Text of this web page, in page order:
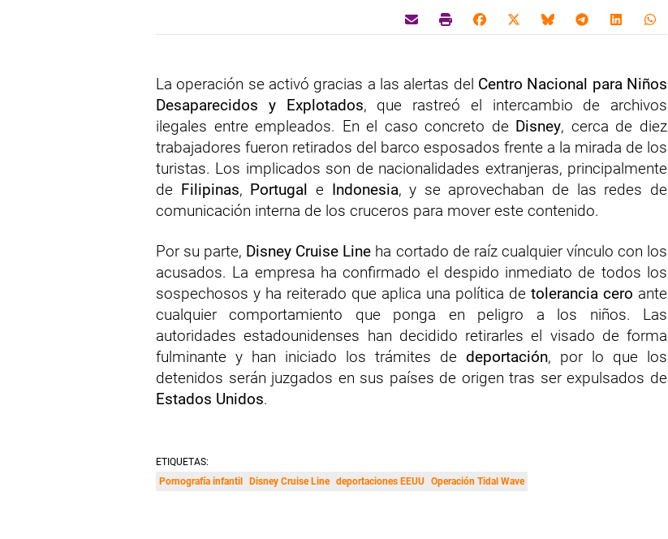
La operación se activó gracias a las alertas del Centro Nacional para Niños
Desaparecidos y Explotados, que rastreó el intercambio de archivos
ilegales entre empleados. En el caso concreto de Disney, cerca de diez
trabajadores fueron retirados del barco esposados frente a la mirada de los
turistas. Los implicados son de nacionalidades extranjeras, principalmente
de Filipinas, Portugal e Indonesia, y se aprovechaban de las redes de
comunicación interna de los cruceros para mover este contenido.
Por su parte, Disney Cruise Line ha cortado de raíz cualquier vínculo con los
acusados. La empresa ha confirmado el despido inmediato de todos los
sospechosos y ha reiterado que aplica una política de tolerancia cero ante
cualquier comportamiento que ponga en peligro a los niños. Las
autoridades estadounidenses han decidido retirarles el visado de forma
fulminante y han iniciado los trámites de deportación, por lo que los
detenidos serán juzgados en sus países de origen tras ser expulsados de
Estados Unidos.
ETIQUETAS:
Pornografía infantil
Disney Cruise Line deportaciones EEUU Operación Tidal Wave